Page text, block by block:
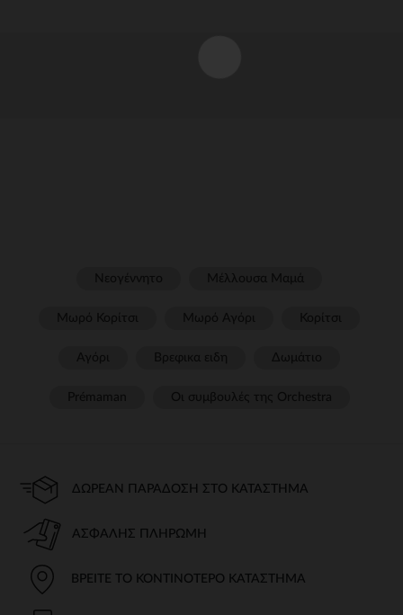
ΔΩΡΕΆΝ ΠΑΡΆΔΟΣΗ ΣΤΟ ΚΑΤΆΣΤΗΜΑ
ΑΣΦΑΛΉΣ ΠΛΗΡΩΜΉ
ΒΡΕΊΤΕ ΤΟ ΚΟΝΤΙΝΌΤΕΡΟ ΚΑΤΆΣΤΗΜΑ